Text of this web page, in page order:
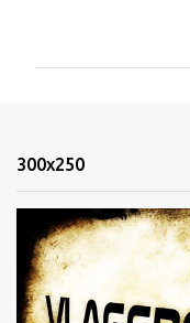
n
i
300x250